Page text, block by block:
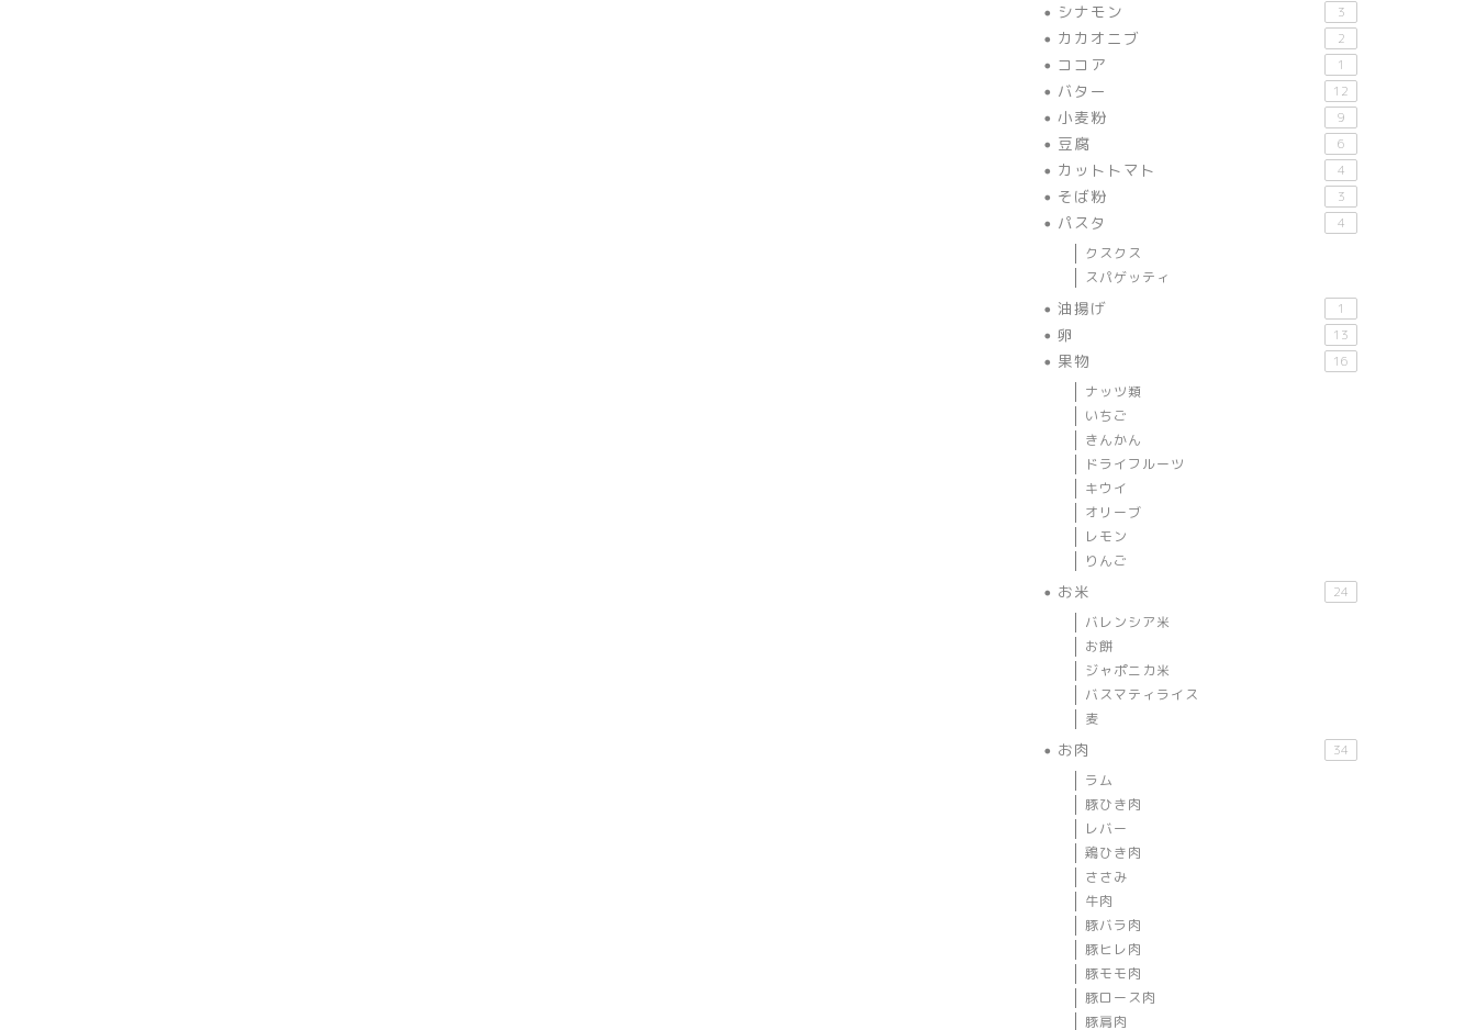
シナモン 3
カカオニブ 2
ココア 1
バター 12
小麦粉 9
豆腐 6
カットトマト 4
そば粉 3
パスタ 4
クスクス
スパゲッティ
油揚げ 1
卵 13
果物 16
ナッツ類
いちご
きんかん
ドライフルーツ
キウイ
オリーブ
レモン
りんご
お米 24
バレンシア米
お餅
ジャポニカ米
バスマティライス
麦
お肉 34
ラム
豚ひき肉
レバー
鶏ひき肉
ささみ
牛肉
豚バラ肉
豚ヒレ肉
豚モモ肉
豚ロース肉
豚肩肉